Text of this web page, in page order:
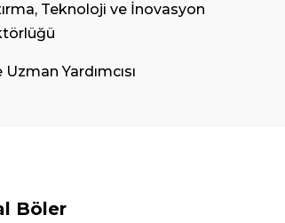
Teknoloji ve İnovasyon
Uzman Yardımcısı
Böler